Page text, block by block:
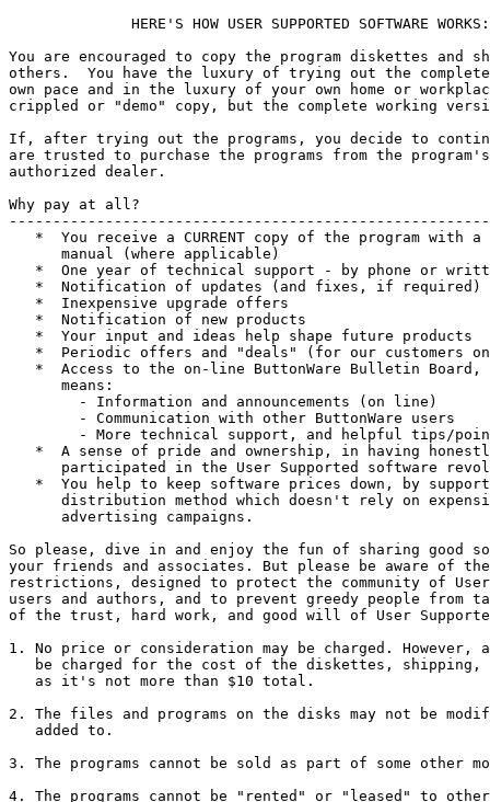
              HERE'S HOW USER SUPPORTED SOFTWARE WORKS:
You are encouraged to copy the program diskettes and
others.  You have the luxury of trying out the
own pace and in the luxury of your own home or
crippled or "demo" copy, but the complete working
If, after trying out the programs, you decide to
are trusted to purchase the programs from the
authorized dealer.
Why pay at all?
*  You receive a CURRENT copy of the program with a
      manual (where applicable)
*  One year of technical support - by phone or
   *  Notification of updates (and fixes, if required)
   *  Inexpensive upgrade offers
   *  Notification of new products
   *  Your input and ideas help shape future products
*  Periodic offers and "deals" (for our customers
*  Access to the on-line ButtonWare Bulletin Board,
      means:
        - Information and announcements (on line)
        - Communication with other ButtonWare users
- More technical support, and helpful tips/
*  A sense of pride and ownership, in having
participated in the User Supported software
*  You help to keep software prices down, by
distribution method which doesn't rely on
      advertising campaigns.
So please, dive in and enjoy the fun of sharing good
your friends and associates. But please be aware of
restrictions, designed to protect the community of User
users and authors, and to prevent greedy people from
of the trust, hard work, and good will of User
1. No price or consideration may be charged.
be charged for the cost of the diskettes, shipping,
   as it's not more than $10 total.
2. The files and programs on the disks may not be
   added to.
3. The programs cannot be sold as part of some other
4. The programs cannot be "rented" or "leased" to